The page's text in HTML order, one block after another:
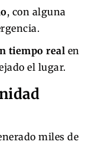
, con alguna
tiempo real en
el lugar.
miles de